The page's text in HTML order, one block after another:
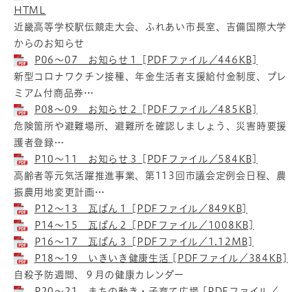
HTML
近畿高等学校駅伝競走大会、ふれあい市長室、吉備国際大学
からのお知らせ
P06～07 お知らせ１ [PDFファイル／446KB]
新型コロナワクチン接種、年金生活者支援給付金制度、プレ
ミアム付商品券…
P08～09 お知らせ２ [PDFファイル／485KB]
危険箇所や避難場所、避難所を確認しましょう、災害時要援
護者登録…
P10～11 お知らせ３ [PDFファイル／584KB]
高齢者等元気活躍推進事業、第113回市議会定例会日程、農
振農用地変更計画…
P12～13 瓦ばん１ [PDFファイル／849KB]
P14～15 瓦ばん２ [PDFファイル／1008KB]
P16～17 瓦ばん３ [PDFファイル／1.12MB]
P18～19 いきいき健康生活 [PDFファイル／384KB]
自殺予防週間、９月の健康カレンダー